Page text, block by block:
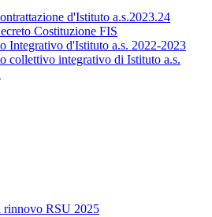
d'Istituto a.s.2023.24
Costituzione FIS
Integrativo d'Istituto a.s. 2022-2023
collettivo integrativo di Istituto a.s.
rinnovo RSU 2025